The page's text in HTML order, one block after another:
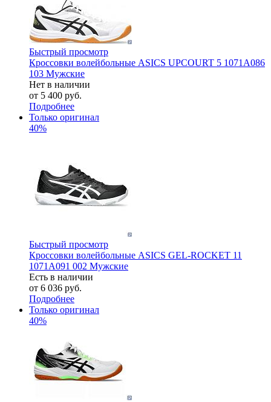
Быстрый просмотр
Кроссовки волейбольные ASICS UPCOURT 5 1071A086
103 Мужские
Нет в наличии
от 5 400 руб.
Подробнее
Только оригинал
40%
Быстрый просмотр
Кроссовки волейбольные ASICS GEL-ROCKET 11
1071A091 002 Мужские
Есть в наличии
от 6 036 руб.
Подробнее
Только оригинал
40%